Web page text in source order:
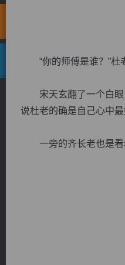
“你的师傅是谁？”杜
宋天玄翻了一个白眼
说杜老的确是自己心中最
一旁的齐长老也是看